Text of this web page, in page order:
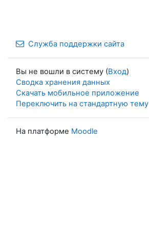
Служба поддержки сайта
Вы не вошли в систему (Вход)
Сводка хранения данных
Скачать мобильное приложение
Переключить на стандартную тему
На платформе Moodle